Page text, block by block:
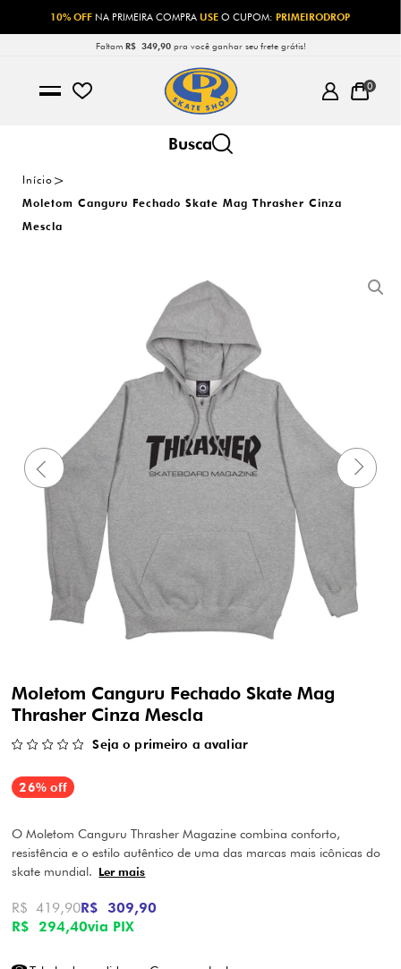
10% OFF NA PRIMEIRA COMPRAUSEO CUPOM:PRIMEIRODROP
Faltam R$ 349,90pra você ganhar seu frete grátis!
0
Início
Moletom Canguru Fechado Skate Mag Thrasher Cinza
Mescla
Moletom Canguru Fechado Skate Mag
Thrasher Cinza Mescla
Seja o primeiro a avaliar
26% off
O Moletom Canguru Thrasher Magazine combina conforto,
resistência e o estilo autêntico de uma das marcas mais icônicas do
skate mundial. Ler mais
R$ 294,40via PIX
R$ 419,90R$ 309,90